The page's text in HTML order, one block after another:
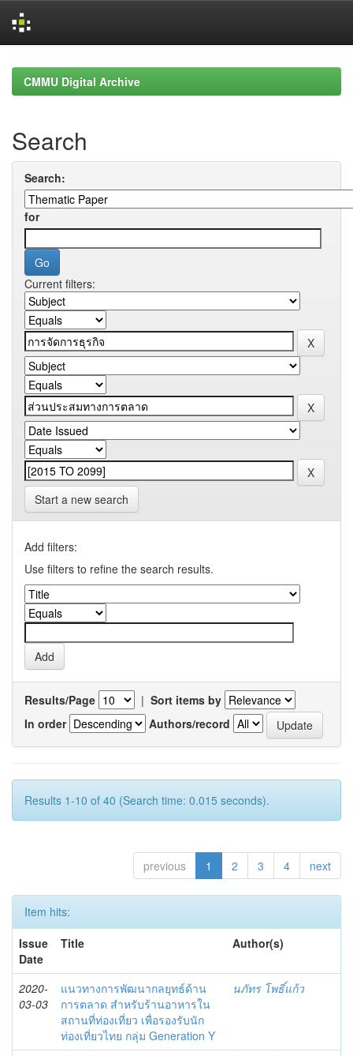
navigationCMMU Digital Archive
Search
Search:
for
Current filters:
Start a new search
Add filters:
Use filters to refine the search results.
Results/Page | Sort items by
In order
Authors/record
Results 1-10 of 40 (Search time: 0.015 seconds).
previous 1 2 3 4 next
Item hits:
Issue
Date
Title Author(s)
2020-
03-03
แนวทางการพัฒนากลยุทธ์ด้าน
การตลาด สำหรับร้านอาหารใน
สถานที่ท่องเที่ยว เพื่อรองรับนัก
ท่องเที่ยวไทย กลุ่ม Generation Y
นภัทร โพธิ์แก้ว